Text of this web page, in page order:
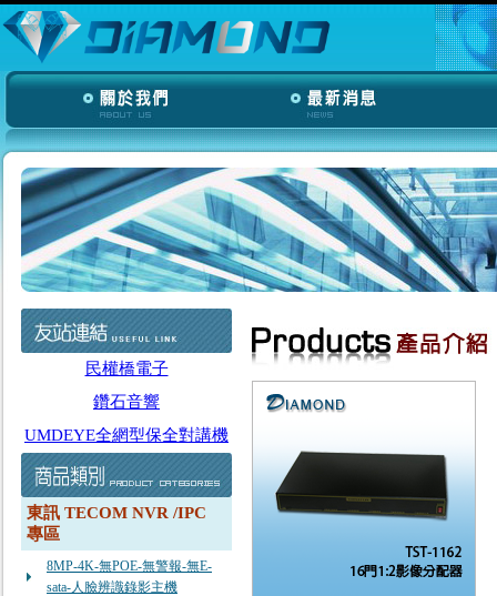
民權橋電子
鑽石音響
UMDEYE全網型保全對講機
東訊 TECOM NVR /IPC
專區
8MP-4K-無POE-無警報-無E-
sata-人臉辨識錄影主機